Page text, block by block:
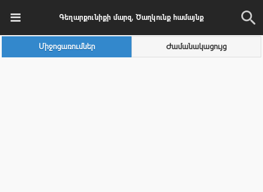
Գեղարքունիքի մարզ, Ծաղկունք համայնք
Միջոցառումներ Ժամանակացույց